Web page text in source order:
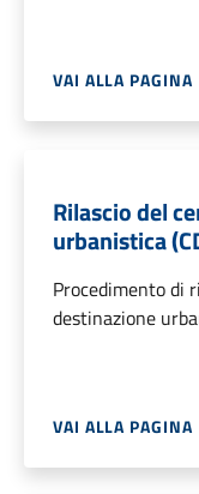
VAI ALLA PAGINA
Rilascio del
urbanistica
Procedimento di
destinazione
VAI ALLA PAGINA